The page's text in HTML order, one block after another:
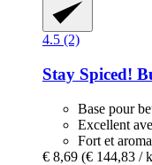
4.5 (2)
Stay Spiced!
Base pour
Excellent
Fort et
€ 8,69 (€ 144,83 /